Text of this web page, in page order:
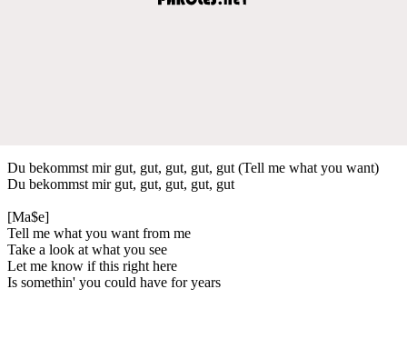
Du bekommst mir gut, gut, gut, gut, gut (Tell me what you want)
Du bekommst mir gut, gut, gut, gut, gut
[Ma$e]
Tell me what you want from me
Take a look at what you see
Let me know if this right here
Is somethin' you could have for years